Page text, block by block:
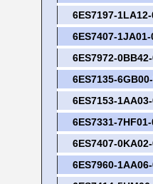
6ES7197-
6ES7407-
6ES7972-
6ES7135-
6ES7153-
6ES7331-
6ES7407-
6ES7960-